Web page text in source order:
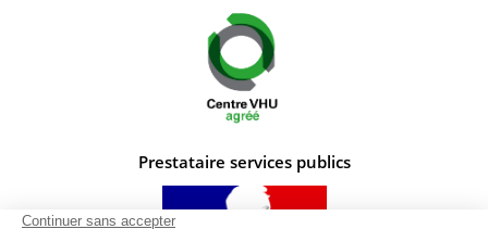
Prestataire services publics